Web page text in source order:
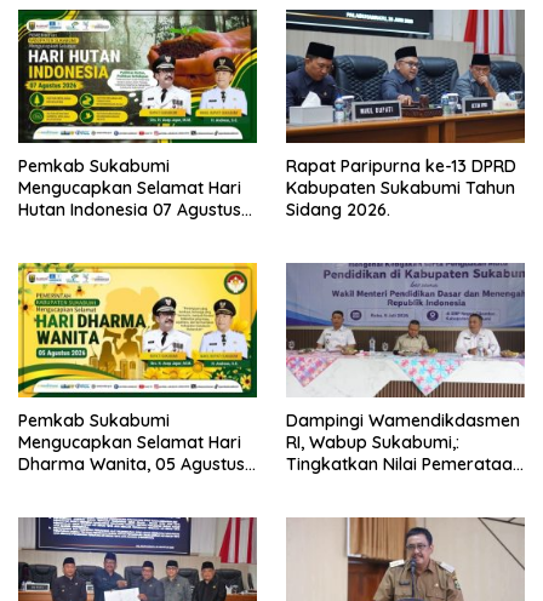
Pemkab Sukabumi
Mengucapkan Selamat Hari
Hutan Indonesia 07 Agustus
Rapat Paripurna ke-13 DPRD
Kabupaten Sukabumi Tahun
Sidang 2026.
Pemkab Sukabumi
Mengucapkan Selamat Hari
Dharma Wanita, 05 Agustus
Dampingi Wamendikdasmen
RI, Wabup Sukabumi,:
Tingkatkan Nilai Pemerataan